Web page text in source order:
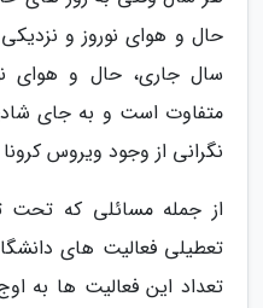
حال و هوای نوروز و
سال جاری، حال و هوای
متفاوت است و به جای
نگرانی از وجود ویروس
از جمله مسائلی که تحت
تعطیلی فعالیت های
تعداد این فعالیت ها به